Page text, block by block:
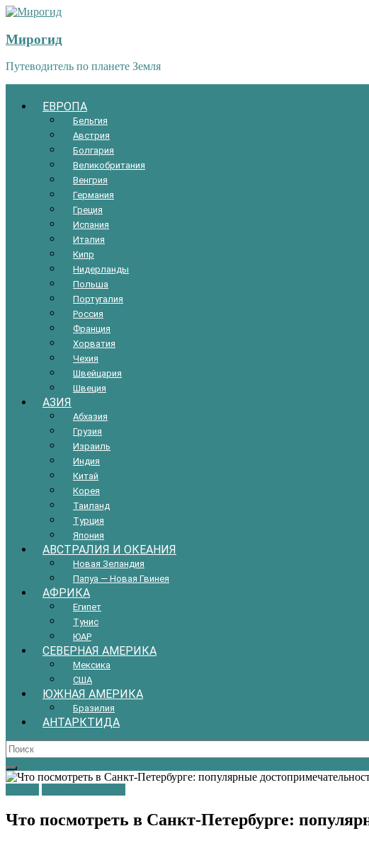
Мирогид
Путеводитель по планете Земля
ЕВРОПА
Бельгия
Австрия
Болгария
Великобритания
Венгрия
Германия
Греция
Испания
Италия
Кипр
Нидерланды
Польша
Португалия
Россия
Франция
Хорватия
Чехия
Швейцария
Швеция
АЗИЯ
Абхазия
Грузия
Израиль
Индия
Китай
Корея
Таиланд
Турция
Япония
АВСТРАЛИЯ И ОКЕАНИЯ
Новая Зеландия
Папуа — Новая Гвинея
АФРИКА
Египет
Тунис
ЮАР
СЕВЕРНАЯ АМЕРИКА
Мексика
США
ЮЖНАЯ АМЕРИКА
Бразилия
АНТАРКТИДА
Что посмотреть в Санкт-Петербурге: